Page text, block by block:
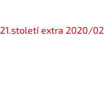
21.století extra 2020/02